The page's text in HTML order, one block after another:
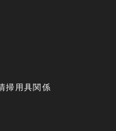
掃用具関係